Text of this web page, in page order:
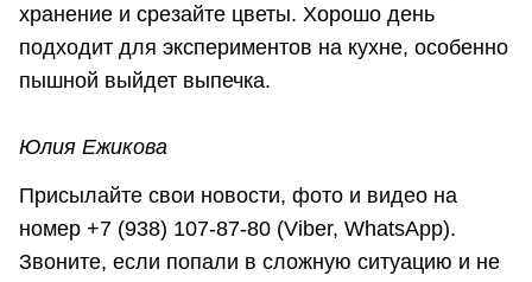
хранение и срезайте цветы. Хорошо день
подходит для экспериментов на кухне, особенно
пышной выйдет выпечка.
Юлия Ежикова
Присылайте свои новости, фото и видео на
номер +7 (938) 107-87-80 (Viber, WhatsApp).
Звоните, если попали в сложную ситуацию и не